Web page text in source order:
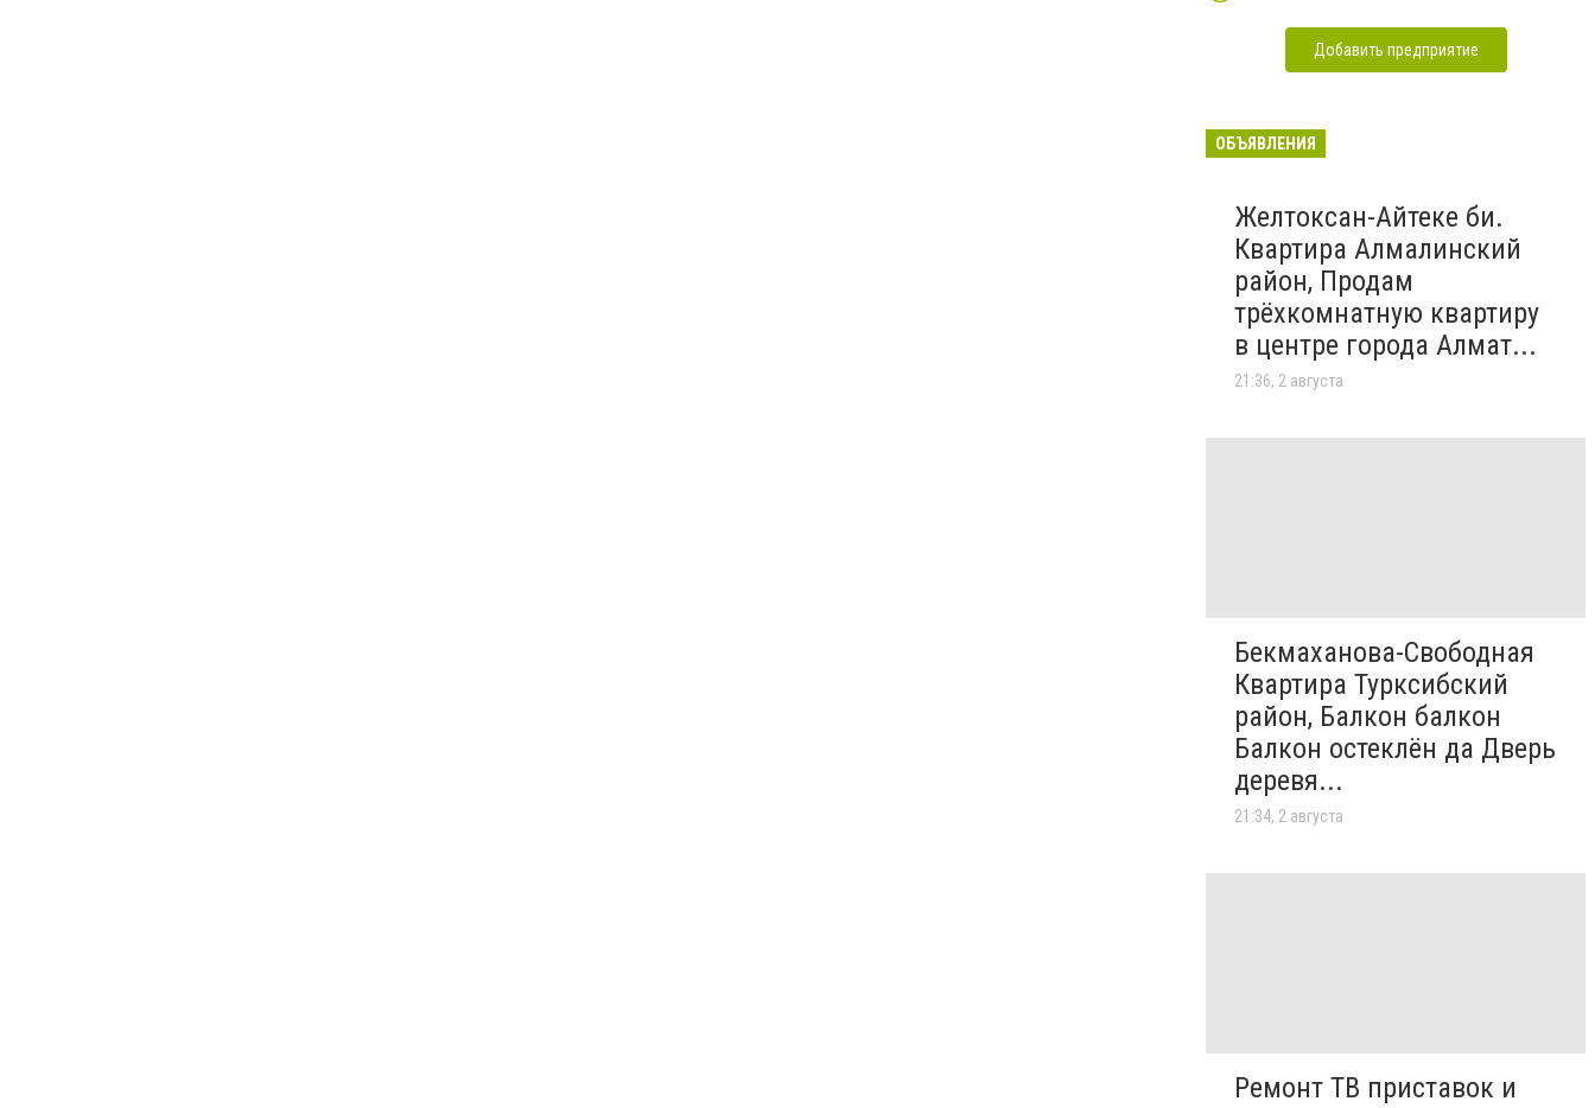
Добавить предприятие
ОБЪЯВЛЕНИЯ
Желтоксан-Айтеке би.
Квартира Алмалинский
район, Продам
трёхкомнатную квартиру
в центре города Алмат...
21:36, 2 августа
Бекмаханова-Свободная
Квартира Турксибский
район, Балкон балкон
Балкон остеклён да Дверь
деревя...
21:34, 2 августа
Ремонт ТВ приставок и